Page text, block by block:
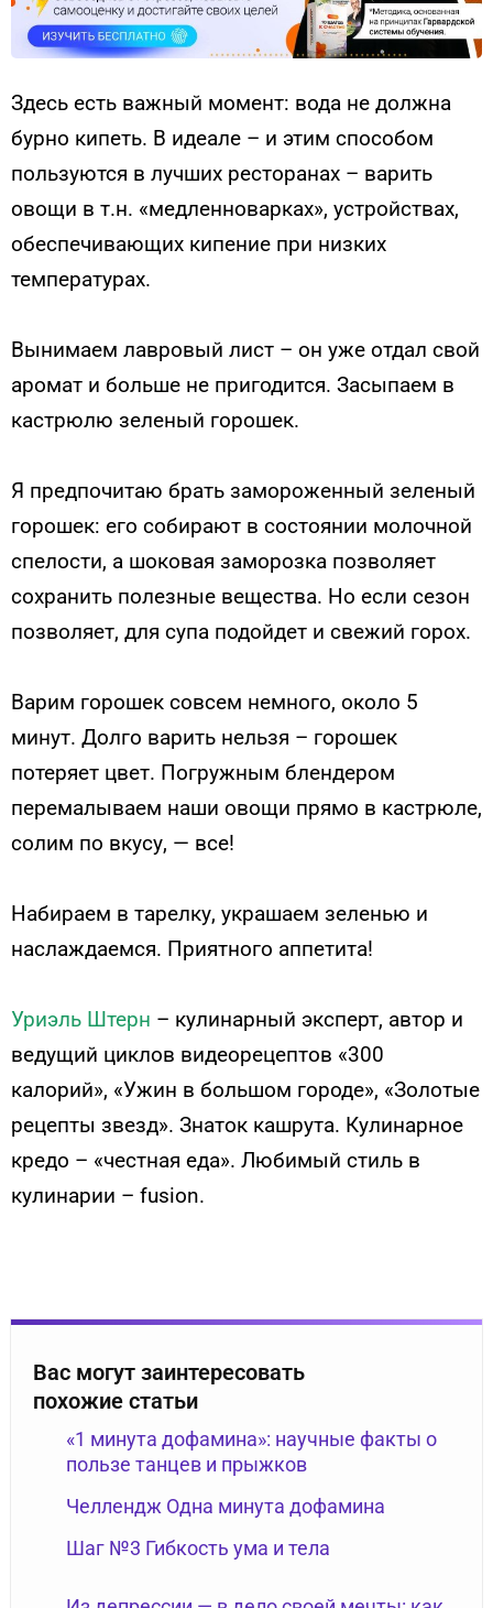
Здесь есть важный момент: вода не должна
бурно кипеть. В идеале – и этим способом
пользуются в лучших ресторанах – варить
овощи в т.н. «медленноварках», устройствах,
обеспечивающих кипение при низких
температурах.
Вынимаем лавровый лист – он уже отдал свой
аромат и больше не пригодится. Засыпаем в
кастрюлю зеленый горошек.
Я предпочитаю брать замороженный зеленый
горошек: его собирают в состоянии молочной
спелости, а шоковая заморозка позволяет
сохранить полезные вещества. Но если сезон
позволяет, для супа подойдет и свежий горох.
Варим горошек совсем немного, около 5
минут. Долго варить нельзя – горошек
потеряет цвет. Погружным блендером
перемалываем наши овощи прямо в кастрюле,
солим по вкусу, — все!
Набираем в тарелку, украшаем зеленью и
наслаждаемся. Приятного аппетита!
Уриэль Штерн – кулинарный эксперт, автор и
ведущий циклов видеорецептов «300
калорий», «Ужин в большом городе», «Золотые
рецепты звезд». Знаток кашрута. Кулинарное
кредо – «честная еда». Любимый стиль в
кулинарии – fusion.
Вас могут заинтересовать
похожие статьи
«1 минута дофамина»: научные факты о
пользе танцев и прыжков
Челлендж Одна минута дофамина
Шаг №3 Гибкость ума и тела